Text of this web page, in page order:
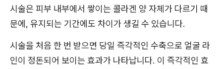
시술은 피부 내부에서 쌓이는 콜라겐 양 자체가 다르기 때
문에, 유지되는 기간에도 차이가 생길 수 있습니다.
시술을 처음 한 번 받으면 당일 즉각적인 수축으로 얼굴 라
인이 정돈되어 보이는 효과가 나타납니다. 이 즉각적인 효